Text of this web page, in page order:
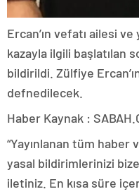
Ercan’ın vefatı ailesi ve
kazayla ilgili başlatılan
bildirildi. Zülfiye
defnedilecek.
Haber Kaynak :
“Yayınlanan tüm
yasal bildirimlerinizi
iletiniz. En kısa süre